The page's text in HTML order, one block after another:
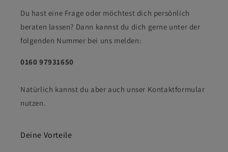
Du hast eine Frage oder möchtest dich persönlich
beraten lassen? Dann kannst du dich gerne unter der
folgenden Nummer bei uns melden:
0160 97931650
Natürlich kannst du aber auch unser Kontaktformular
nutzen.
Deine Vorteile